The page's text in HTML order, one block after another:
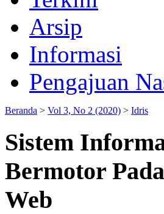
Arsip
Informasi
Pengajuan
Beranda > Vol 3, No 2 (2020) > Idris
Sistem
Bermotor
Web